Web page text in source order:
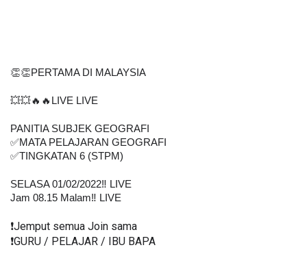
👏👏PERTAMA DI MALAYSIA
💥💥🔥🔥LIVE LIVE
PANITIA SUBJEK GEOGRAFI
✅MATA PELAJARAN GEOGRAFI
✅TINGKATAN 6 (STPM)
SELASA 01/02/2022‼️ LIVE
Jam 08.15 Malam‼️ LIVE
❗️Jemput semua Join sama
❗️GURU / PELAJAR / IBU BAPA